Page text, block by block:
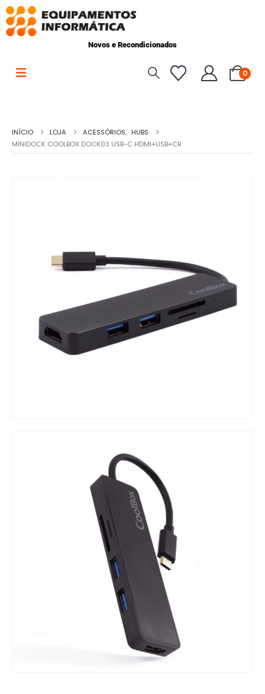
Novos e Recondicionados
0
INÍCIO LOJA ACESSÓRIOS, HUBS
MINIDOCK COOLBOX DOCK03 USB-C HDMI+USB+CR